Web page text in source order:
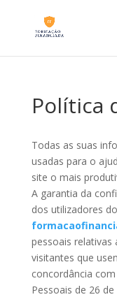
Política
Todas as suas
usadas para o
site o mais
A garantia da
dos utilizadores
pessoais relativas
visitantes que
concordância
Pessoais de 26